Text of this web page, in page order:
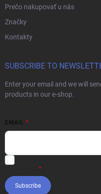
Prečo nakupovať u nás
Značky
Kontakty
SUBSCRIBE TO
Enter your email and we will
products in our e-shop.
EMAIL
Subscribe